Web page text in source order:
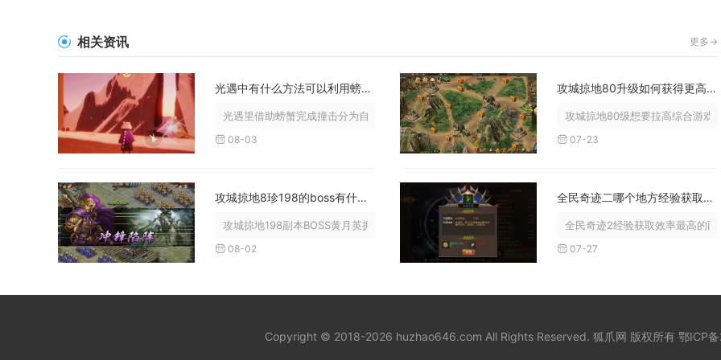
相关资讯 更多->
光遇中有什么方法可以利用螃蟹来进行撞击呢
光遇里借助螃蟹完成撞击分为自然引导冲撞、抱蟹定点释放冲撞、变...
08-03
攻城掠地80升级如何获得更高的游戏评分
攻城掠地80级想要拉高综合游戏
07-23
攻城掠地8珍198的boss有什么技能
攻城掠地198副本BOSS黄月英拥有群体高额战法、持续破甲、...
08-02
全民奇迹二哪个地方经验获取效率高
全民奇迹2经验获取效率最高的两
07-27
Copyright © 2018-2026 huzhao646.com All Rights Reserved. 狐爪网 版权所有 鄂ICP